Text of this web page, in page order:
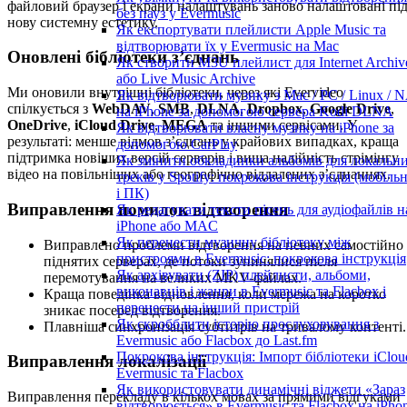
без пауз у Evermusic
Як експортувати плейлисти Apple Music та
відтворювати їх у Evermusic на Mac
Як створити M3U плейлист для Internet
або Live Music Archive
Як відтворювати музику з Mac / PC / Linux /
на iPhone за допомогою сервера Kodi DLNA
Як відтворювати власну музику на iPhone за
допомогою CarPlay
Як змінити обкладинки альбомів для
треків у Spotify: покрокова інструкція
і ПК)
Як редагувати тексти пісень для аудіофайлів
iPhone або MAC
Як перенести музичну бібліотеку між
пристроями в Evermusic: покрокова інструкція
Як архівувати (ZIP) плейлисти, альбоми,
виконавців і жанри в Evermusic та Flacbox і
перенести на інший пристрій
Як скробблити історію прослуховування з
Evermusic або Flacbox до Last.fm
Покрокова інструкція: Імпорт бібліотеки
Evermusic та Flacbox
Як використовувати динамічні віджети «Зараз
файловий браузер і екрани налаштувань заново налаштовані під
нову системну естетику.
Оновлені бібліотеки з’єднань
Ми оновили внутрішні бібліотеки, через які Evervideo
спілкується з WebDAV,SMB,DLNA,Dropbox,Google Drive,
OneDrive, iCloud Drive,MEGAта іншими сервісами. У
результаті: менше відмов з’єднань у крайових випадках, краща
підтримка новіших версій серверів і вища надійність стрімінгу
відео на повільніших або географічно віддалених з’єднаннях.
Виправлення помилок відтворення
Виправлено проблеми відтворення на певних самостійно
піднятих серверах, де потоки зупинялися після
перемотування на великих MKV-файлах.
Краща поведінка відновлення, коли мережа на коротко
зникає посеред відтворення.
Плавніша синхронізація субтитрів на тривалому контенті.
Виправлення локалізації
Виправлення перекладу в кількох мовах за прямими відгуками